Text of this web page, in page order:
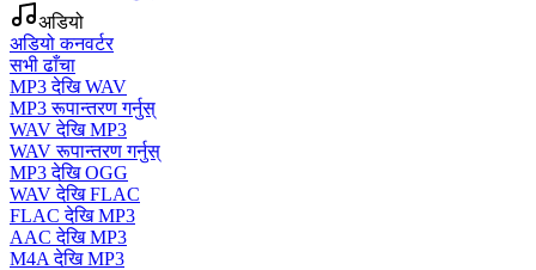
अडियो
अडियो कनवर्टर
सभी ढाँचा
MP3 देखि WAV
MP3 रूपान्तरण गर्नुस्
WAV देखि MP3
WAV रूपान्तरण गर्नुस्
MP3 देखि OGG
WAV देखि FLAC
FLAC देखि MP3
AAC देखि MP3
M4A देखि MP3